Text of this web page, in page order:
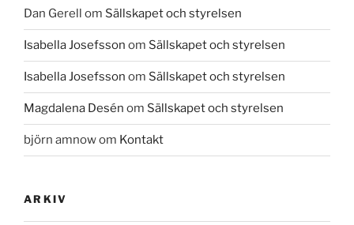
Dan Gerell om Sällskapet och styrelsen
Isabella Josefsson om Sällskapet och styrelsen
Isabella Josefsson om Sällskapet och styrelsen
Magdalena Desén om Sällskapet och styrelsen
björn amnowom Kontakt
ARKIV